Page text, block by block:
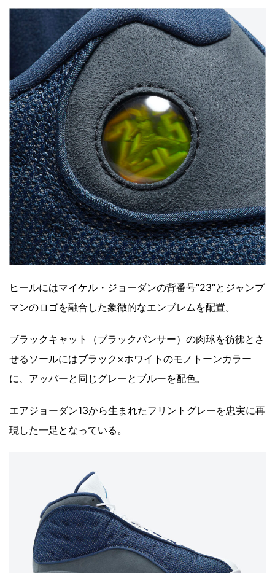
ヒールにはマイケル・ジョーダンの背番号”23”とジャンプ
マンのロゴを融合した象徴的なエンブレムを配置。
ブラックキャット（ブラックパンサー）の肉球を彷彿とさ
せるソールにはブラック×ホワイトのモノトーンカラー
に、アッパーと同じグレーとブルーを配色。
エアジョーダン13から生まれたフリントグレーを忠実に再
現した一足となっている。